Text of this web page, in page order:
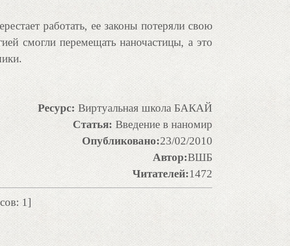
работать, ее законы потеряли свою
смогли перемещать наночастицы, а это
Ресурс: Виртуальная школа БАКАЙ
Статья: Введение в наномир
Опубликовано:23/02/2010
Автор:ВШБ
Читателей:1472
1]